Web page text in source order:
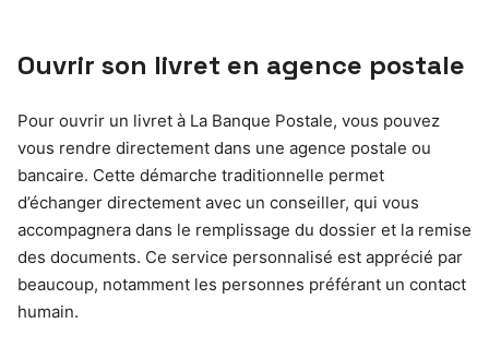
Ouvrir son livret en agence postale
Pour ouvrir un livret à La Banque Postale, vous pouvez
vous rendre directement dans une agence postale ou
bancaire. Cette démarche traditionnelle permet
d’échanger directement avec un conseiller, qui vous
accompagnera dans le remplissage du dossier et la remise
des documents. Ce service personnalisé est apprécié par
beaucoup, notamment les personnes préférant un contact
humain.